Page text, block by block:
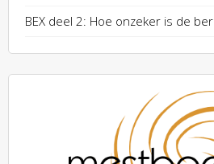
BEX deel 2: Hoe onzeker is de